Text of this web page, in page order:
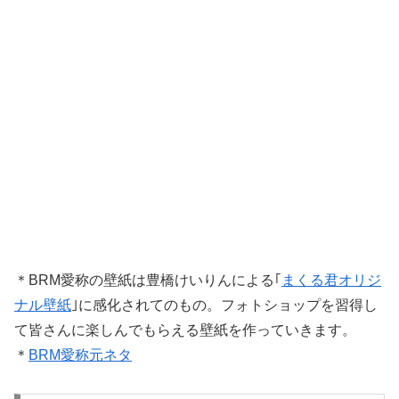
＊BRM愛称の壁紙は豊橋けいりんによる｢ まくる君オリジ
ナル壁紙 ｣に感化されてのもの。フォトショップを習得し
て皆さんに楽しんでもらえる壁紙を作っていきます。
＊ BRM愛称元ネタ